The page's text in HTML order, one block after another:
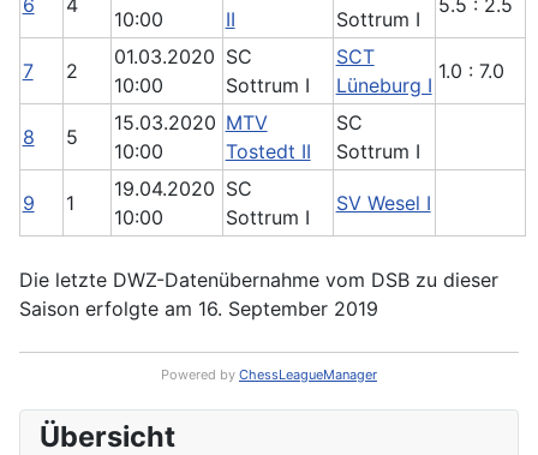
Übersicht
10:00
II
Sottrum I
7 2
01.03.2020
10:00
SC
Sottrum I
SCT
Lüneburg I
1.0 : 7.0
8 5
15.03.2020
10:00
MTV
Tostedt II
SC
Sottrum I
9 1
19.04.2020
10:00
SC
Sottrum I
SV Wesel I
Die letzte DWZ-Datenübernahme vom DSB zu dieser
Saison erfolgte am 16. September 2019
Powered by ChessLeagueManager